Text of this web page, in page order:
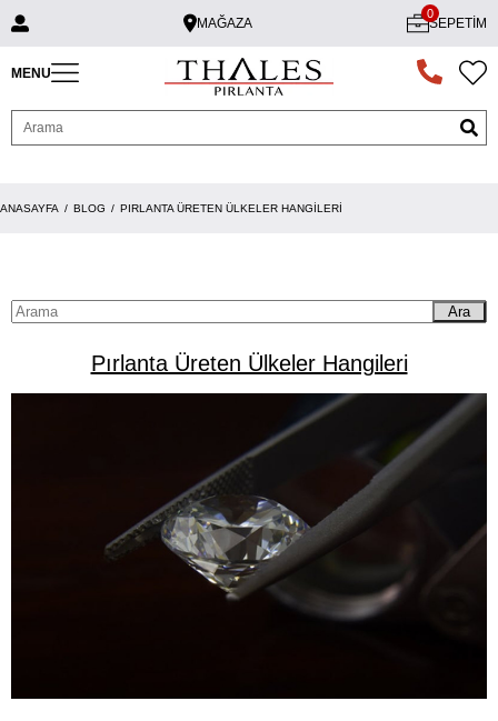
MAĞAZA SEPETIM
0
MENU
ANASAYFA BLOG PIRLANTA ÜRETEN ÜLKELER HANGILERI
Ara
Pırlanta Üreten Ülkeler Hangileri